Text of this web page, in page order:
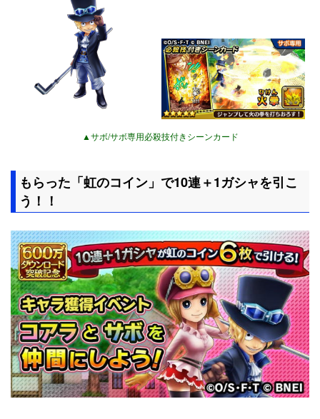
▲サボ/サボ専用必殺技付きシーンカード
もらった「虹のコイン」で10連＋1ガシャを引こ
う！！